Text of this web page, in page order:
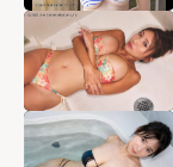
三田悠貴がハワ
イで弾ける！ 王